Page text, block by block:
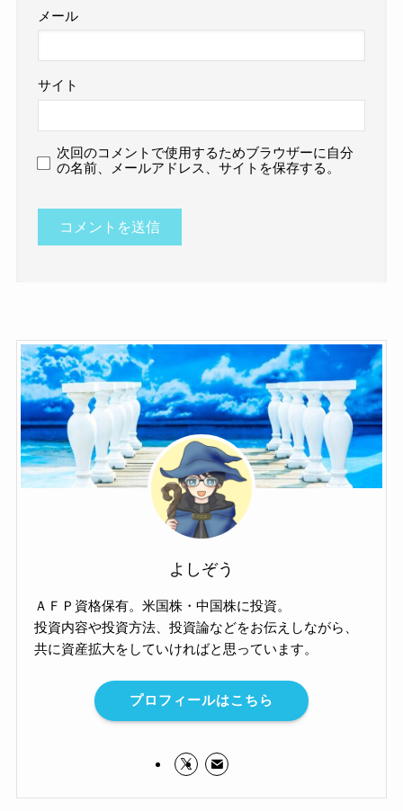
メール
サイト
次回のコメントで使用するためブラウザーに自分
の名前、メールアドレス、サイトを保存する。
よしぞう
ＡＦＰ資格保有。米国株・中国株に投資。
投資内容や投資方法、投資論などをお伝えしながら、
共に資産拡大をしていければと思っています。
プロフィールはこちら